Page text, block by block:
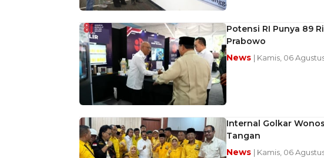
Potensi RI Punya 89
Prabowo
News | Kamis, 06
Internal Golkar
Tangan
News | Kamis, 06